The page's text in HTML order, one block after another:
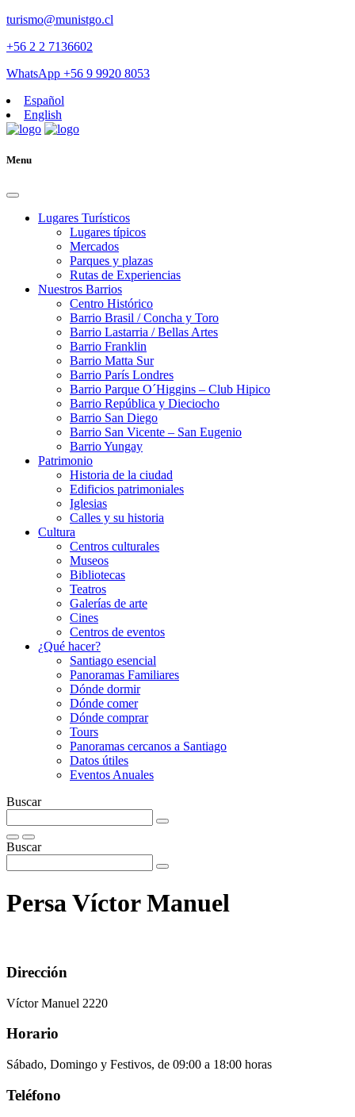
turismo@munistgo.cl
+56 2 2 7136602
WhatsApp +56 9 9920 8053
Español
English
Menu
Lugares Turísticos
Lugares tí­picos
Mercados
Parques y plazas
Rutas de Experiencias
Nuestros Barrios
Centro Histórico
Barrio Brasil / Concha y Toro
Barrio Lastarria / Bellas Artes
Barrio Franklin
Barrio Matta Sur
Barrio Parí­s Londres
Barrio Parque O´Higgins – Club Hipico
Barrio República y Dieciocho
Barrio San Diego
Barrio San Vicente – San Eugenio
Barrio Yungay
Patrimonio
Historia de la ciudad
Edificios patrimoniales
Iglesias
Calles y su historia
Cultura
Centros culturales
Museos
Bibliotecas
Teatros
Galerí­as de arte
Cines
Centros de eventos
¿Qué hacer?
Santiago esencial
Panoramas Familiares
Dónde dormir
Dónde comer
Dónde comprar
Tours
Panoramas cercanos a Santiago
Datos útiles
Eventos Anuales
Buscar
Buscar
Persa Víctor Manuel
Dirección
Víctor Manuel 2220
Horario
Sábado, Domingo y Festivos, de 09:00 a 18:00 horas
Teléfono